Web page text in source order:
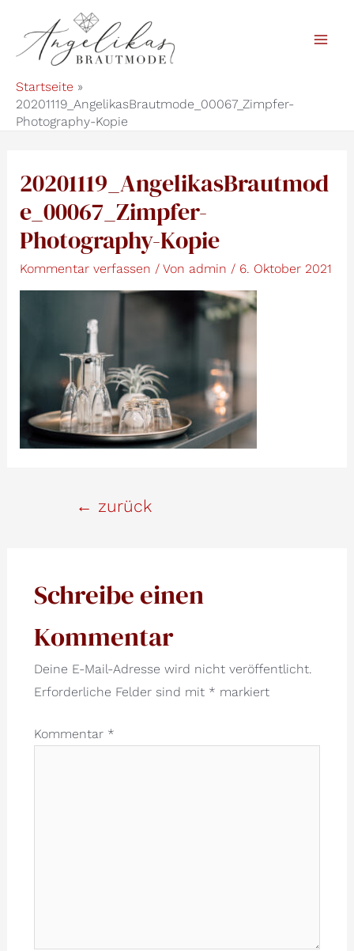
Inhalt
springen
Startseite
20201119_AngelikasBrautmode_00067_Zimpfer-
Photography-Kopie
20201119_AngelikasBrautmod
e_00067_Zimpfer-
Photography-Kopie
Kommentar verfassen / Von admin / 6. Oktober 2021
← zurück
Schreibe einen
Kommentar
Deine E-Mail-Adresse wird nicht veröffentlicht.
Erforderliche Felder sind mit * markiert
Kommentar *